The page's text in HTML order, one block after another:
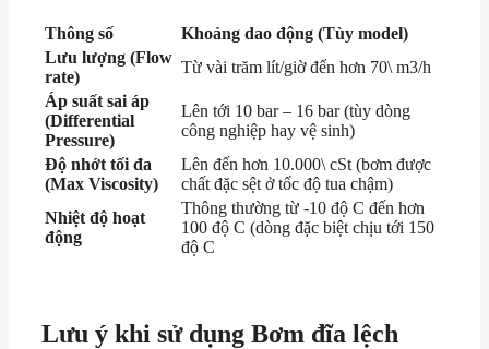
Thông số
Khoảng dao động (Tùy model)
Lưu lượng (Flow
rate)
Từ vài trăm lít/giờ đến hơn 70\ m3/h
Áp suất sai áp
(Differential
Pressure)
Lên tới 10 bar – 16 bar (tùy dòng
công nghiệp hay vệ sinh)
Độ nhớt tối đa
(Max Viscosity)
Lên đến hơn 10.000\ cSt (bơm được
chất đặc sệt ở tốc độ tua chậm)
Nhiệt độ hoạt
động
Thông thường từ -10 độ C đến hơn
100 độ C (dòng đặc biệt chịu tới 150
độ C
Lưu ý khi sử dụng Bơm đĩa lệch